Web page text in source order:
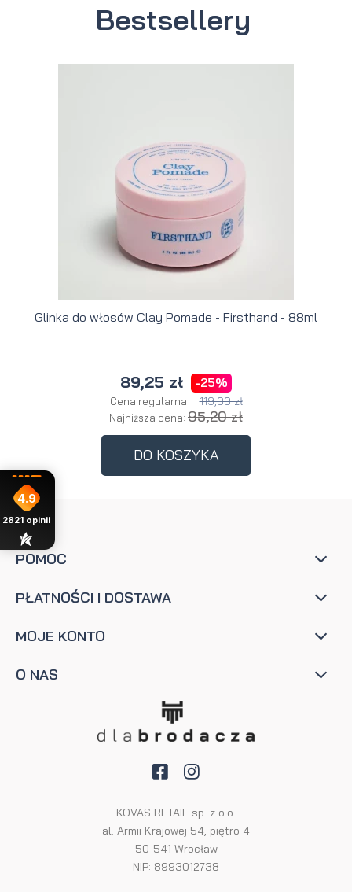
Bestsellery
Glinka do włosów Clay Pomade - Firsthand - 88ml
89,25 zł -25%
Cena regularna: 119,00 zł
Najniższa cena: 95,20 zł
DO KOSZYKA
POMOC
PŁATNOŚCI I DOSTAWA
MOJE KONTO
O NAS
KOVAS RETAIL sp. z o.o.
al. Armii Krajowej 54, piętro 4
50-541 Wrocław
NIP: 8993012738
4.9
2821 opinii